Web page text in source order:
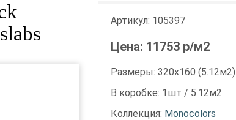
Артикул: 105397
Цена: 11753р/м2
Размеры: 320х160 (5.12м2)
В коробке: 1шт / 5.12м2
Коллекция: Monocolors